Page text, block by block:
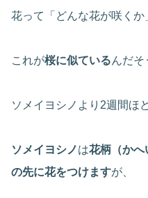
花って「どんな花が咲く
これが桜に似ているんだそ
ソメイヨシノより2週間ほ
ソメイヨシノは花柄（かへ
の先に花をつけますが、